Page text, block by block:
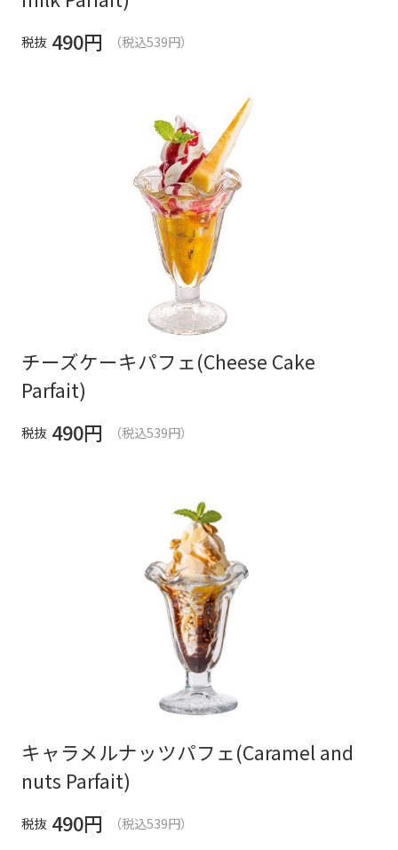
税抜 490円 （税込539円）
チーズケーキパフェ(Cheese Cake
Parfait)
税抜 490円 （税込539円）
キャラメルナッツパフェ(Caramel and
nuts Parfait)
税抜 490円 （税込539円）